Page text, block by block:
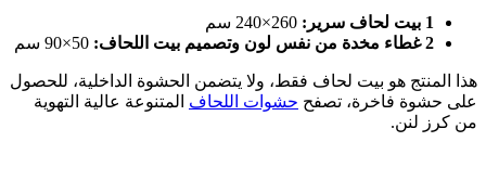
1 بيت لحاف سرير:
2 غطاء مخدة من نفس لون وتصميم بيت اللحاف:
50×90 سم
هذا المنتج هو بيت لحاف فقط، ولا يتضمن الحشوة الداخلية، للحصول
على حشوة فاخرة، تصفح حشوات اللحاف المتنوعة عالية التهوية
من كرز لنن.